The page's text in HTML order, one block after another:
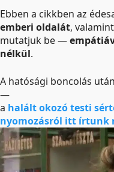
Ebben a cikkben az
emberi oldalát,
mutatjuk be —
nélkül.
A hatósági boncolás
—
a halált okozó testi
nyomozásról itt írtunk